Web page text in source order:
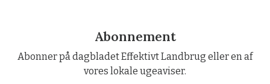
Abonnement
Abonner på dagbladet Effektivt Landbrug eller en af
vores lokale ugeaviser.